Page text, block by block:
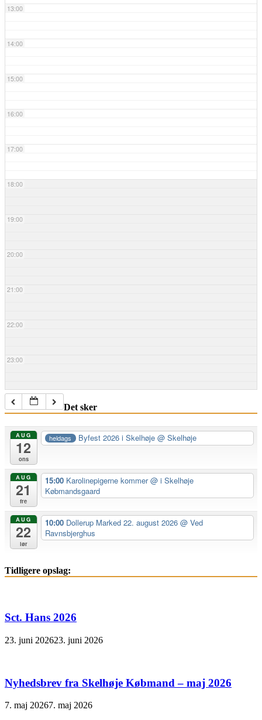
13:00
14:00
15:00
16:00
17:00
18:00
19:00
20:00
21:00
22:00
23:00
Det sker
AUG
12
ons
heldags Byfest 2026 i Skelhøje@ Skelhøje
AUG
21
fre
15:00 Karolinepigerne kommer@ i Skelhøje
Købmandsgaard
AUG
22
lør
10:00 Dollerup Marked 22. august 2026 @ Ved
Ravnsbjerghus
Tidligere opslag:
Sct. Hans 2026
23. juni 202623. juni 2026
Nyhedsbrev fra Skelhøje Købmand – maj 2026
7. maj 20267. maj 2026